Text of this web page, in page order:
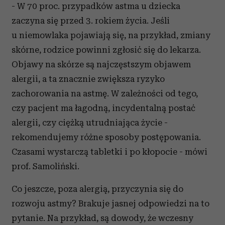
- W 70 proc. przypadków astma u dziecka
zaczyna się przed 3. rokiem życia. Jeśli
u niemowlaka pojawiają się, na przykład, zmiany
skórne, rodzice powinni zgłosić się do lekarza.
Objawy na skórze są najczęstszym objawem
alergii, a ta znacznie zwiększa ryzyko
zachorowania na astmę. W zależności od tego,
czy pacjent ma łagodną, incydentalną postać
alergii, czy ciężką utrudniająca życie -
rekomendujemy różne sposoby postępowania.
Czasami wystarczą tabletki i po kłopocie - mówi
prof. Samoliński.
Co jeszcze, poza alergią, przyczynia się do
rozwoju astmy? Brakuje jasnej odpowiedzi na to
pytanie. Na przykład, są dowody, że wczesny